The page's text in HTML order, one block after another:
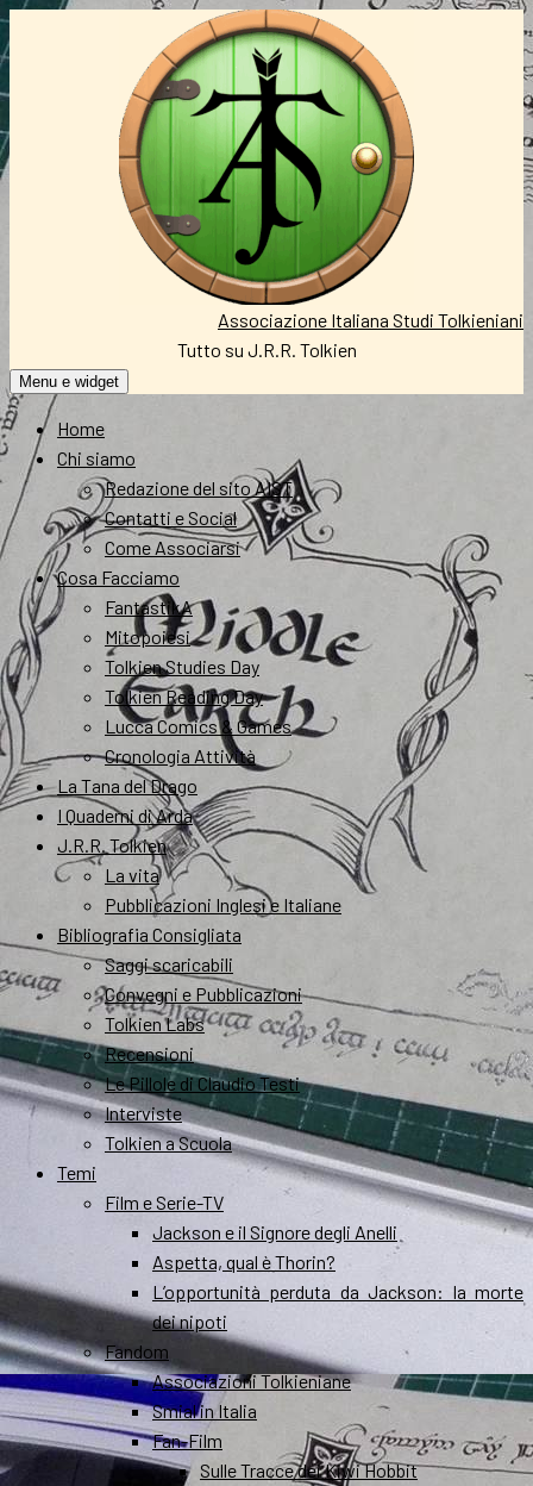
Vai
al
Associazione Italiana Studi Tolkieniani
Tutto su J.R.R. Tolkien
Menu e widget
Home
Chi siamo
Redazione del sito AIST
Contatti e Social
Come Associarsi
Cosa Facciamo
FantastikA
Mitopoiesi
Tolkien Studies Day
Tolkien Reading Day
Lucca Comics & Games
Cronologia Attività
La Tana del Drago
I Quaderni di Arda
J.R.R. Tolkien
La vita
Pubblicazioni Inglesi e Italiane
Bibliografia Consigliata
Saggi scaricabili
Convegni e Pubblicazioni
Tolkien Labs
Recensioni
Le Pillole di Claudio Testi
Interviste
Tolkien a Scuola
Temi
Film e Serie-TV
Jackson e il Signore degli Anelli
Aspetta, qual è Thorin?
L’opportunità perduta da Jackson: la morte
dei nipoti
Fandom
Associazioni Tolkieniane
Smial in Italia
Fan-Film
Sulle Tracce dei Kiwi Hobbit